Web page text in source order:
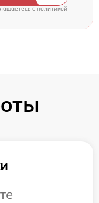
cполитикой